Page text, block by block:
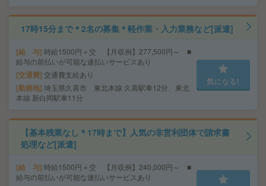
17時15分まで＊2名の募集＊軽作業・入力業務など[派遣]
給 与 時給1500円＋交 【月収例】277,500円～ ■
給与の前払いが可能な速払いサービスあり
交通費 交通費支給あり
勤務地 埼玉県久喜市 東北本線 久喜駅車12分、東北
本線 新白岡駅車11分
気になる!
【基本残業なし＊17時まで】人気の非営利団体で請求書
処理など[派遣]
給 与 時給1500円＋交 【月収例】240,000円～ ■
給与の前払いが可能な速払いサービスあり